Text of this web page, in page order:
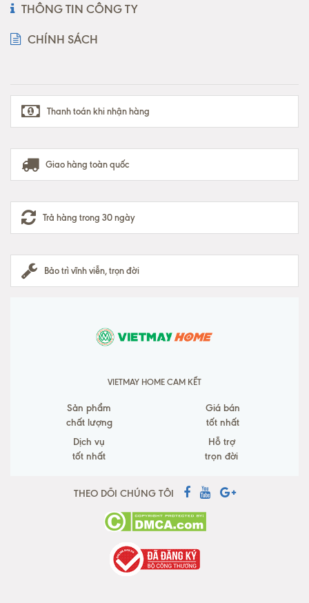
THÔNG TIN CÔNG TY
CHÍNH SÁCH
Thanh toán khi nhận hàng
Giao hàng toàn quốc
Trả hàng trong 30 ngày
Bảo trì vĩnh viễn, trọn đời
VIETMAY HOME CAM KẾT
Sản phẩm
chất lượng
Giá bán
tốt nhất
Dịch vụ
tốt nhất
Hỗ trợ
trọn đời
THEO DÕI CHÚNG TÔI